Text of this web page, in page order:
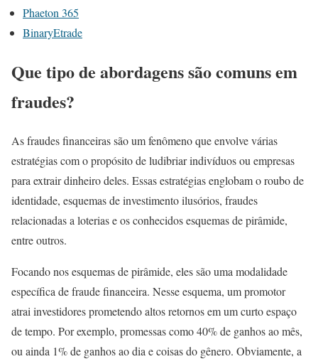
Phaeton 365
BinaryEtrade
Que tipo de abordagens são comuns em
fraudes?
As fraudes financeiras são um fenômeno que envolve várias
estratégias com o propósito de ludibriar indivíduos ou empresas
para extrair dinheiro deles. Essas estratégias englobam o roubo de
identidade, esquemas de investimento ilusórios, fraudes
relacionadas a loterias e os conhecidos esquemas de pirâmide,
entre outros.
Focando nos esquemas de pirâmide, eles são uma modalidade
específica de fraude financeira. Nesse esquema, um promotor
atrai investidores prometendo altos retornos em um curto espaço
de tempo. Por exemplo, promessas como 40% de ganhos ao mês,
ou ainda 1% de ganhos ao dia e coisas do gênero. Obviamente, a